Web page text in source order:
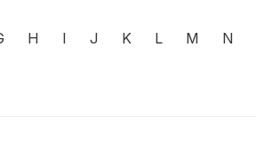
H I J K L M N